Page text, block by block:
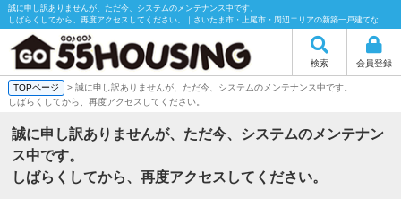
誠に申し訳ありませんが、ただ今、システムのメンテナンス中です。
しばらくしてから、再度アクセスしてください。｜さいたま市・上尾市・周辺エリアの新築一戸建てなら55HOUSING（55ハウジング）にお任せください！
検索 会員登録
TOPページ
> 誠に申し訳ありませんが、ただ今、システムのメンテナンス中です。
しばらくしてから、再度アクセスしてください。
誠に申し訳ありませんが、ただ今、システムのメンテナン
ス中です。
しばらくしてから、再度アクセスしてください。